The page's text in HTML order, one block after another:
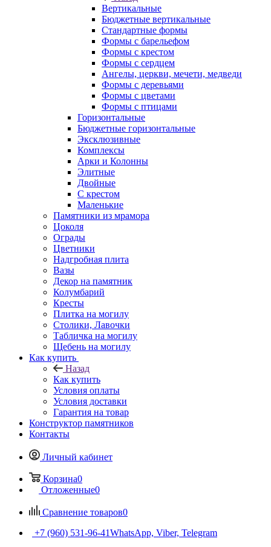
Вертикальные
Бюджетные вертикальные
Стандартные формы
Формы с барельефом
Формы с крестом
Формы с сердцем
Ангелы, церкви, мечети, медведи
Формы с деревьями
Формы с цветами
Формы с птицами
Горизонтальные
Бюджетные горизонтальные
Эксклюзивные
Комплексы
Арки и Колонны
Элитные
Двойные
С крестом
Маленькие
Памятники из мрамора
Цоколя
Ограды
Цветники
Надгробная плита
Вазы
Декор на памятник
Колумбарий
Кресты
Плитка на могилу
Столики, Лавочки
Табличка на могилу
Щебень на могилу
Как купить
Назад
Как купить
Условия оплаты
Условия доставки
Гарантия на товар
Конструктор памятников
Контакты
Личный кабинет
Корзина0
Отложенные0
Сравнение товаров0
+7 (960) 531-96-41WhatsApp, Viber, Telegram